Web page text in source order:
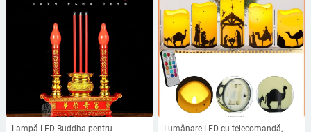
Lampă LED Buddha pentru
Lumânare LED cu telecomandă,